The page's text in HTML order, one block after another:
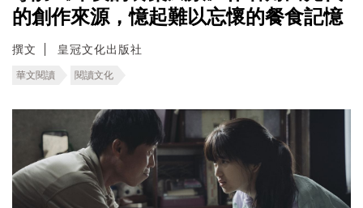
的創作來源，憶起難以忘懷的餐食記憶
撰文 皇冠文化出版社
華文閱讀 閱讀文化